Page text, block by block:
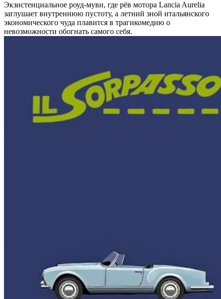
Экзистенциальное роуд-муви, где рёв мотора Lancia Aurelia
заглушает внутреннюю пустоту, а летний зной итальянского
экономического чуда плавится в трагикомедию о
невозможности обогнать самого себя.